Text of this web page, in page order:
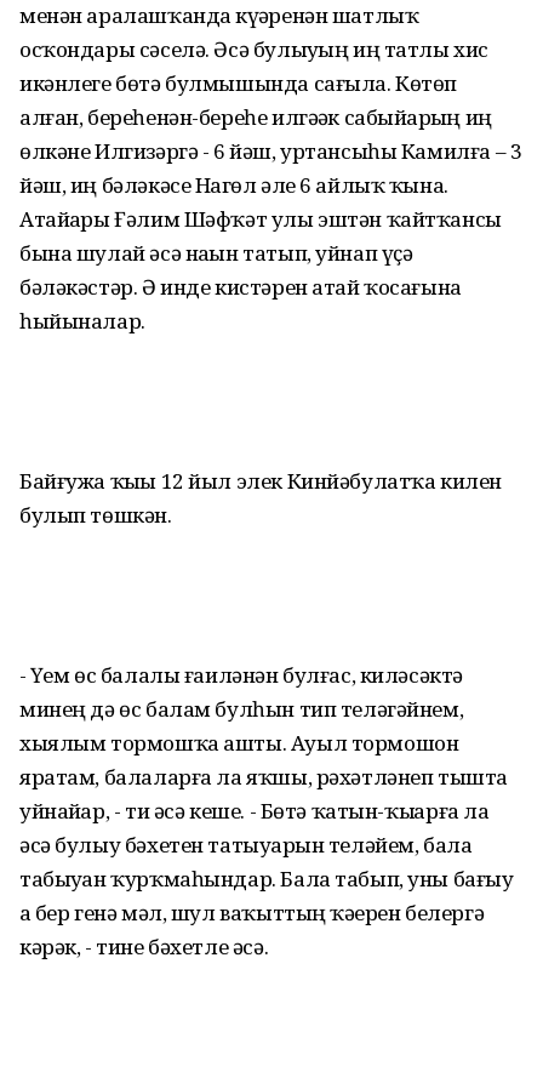
менән аралашҡанда күҙҙәренән шатлыҡ
осҡондары сәселә. Әсә булыуҙың иң татлы хис
икәнлеге бөтә булмышында сағыла. Көтөп
алған, береһенән-береһе илгәҙәк сабыйҙарҙың иң
өлкәне Илгизәргә - 6 йәш, уртансыһы Камилға – 3
йәш, иң бәләкәсе Наҙгөл әле 6 айлыҡ ҡына.
Атайҙары Ғәлим Шәфҡәт улы эштән ҡайтҡансы
бына шулай әсә наҙын татып, уйнап үҫә
бәләкәстәр. Ә инде кистәрен атай ҡосағына
һыйыналар.
Байғужа ҡыҙы 12 йыл элек Кинйәбулатҡа килен
булып төшкән.
- Үҙем өс балалы ғаиләнән булғас, киләсәктә
минең дә өс балам булһын тип теләгәйнем,
хыялым тормошҡа ашты. Ауыл тормошон
яратам, балаларға ла яҡшы, рәхәтләнеп тышта
уйнайҙар, - ти әсә кеше. - Бөтә ҡатын-ҡыҙҙарға ла
әсә булыу бәхетен татыуҙарын теләйем, бала
табыуҙан ҡурҡмаһындар. Бала табып, уны бағыу
ҙа бер генә мәл, шул ваҡыттың ҡәҙерен белергә
кәрәк, - тине бәхетле әсә.